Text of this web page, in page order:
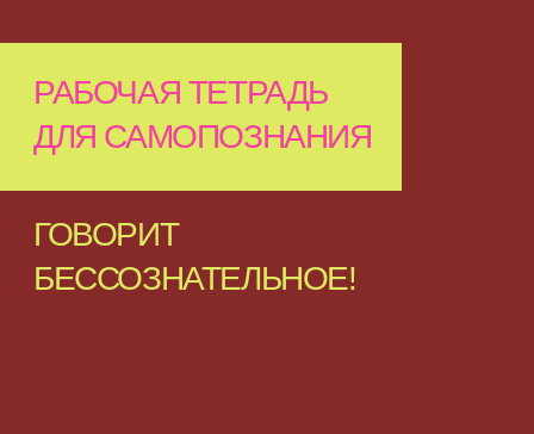
БЕССОЗНАТЕЛЬНОЕ!
ДЛЯ САМОПОЗНАНИЯ